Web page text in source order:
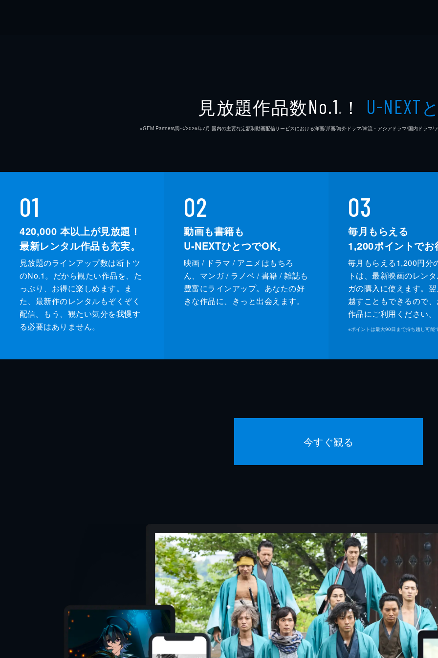
見放題作品数No.1 ※ ！ U-NEXT
※GEM Partners調べ/2026年7⽉ 国内の主要な定額制動画配信サービスにおける洋画/邦画/海外ドラマ/韓流・アジアドラマ/国内ドラマ/
01
420,000 本以上が見放題！
最新レンタル作品も充実。
見放題のラインアップ数は断トツ
のNo.1。だから観たい作品を、た
っぷり、お得に楽しめます。ま
た、最新作のレンタルもぞくぞく
配信。もう、観たい気分を我慢す
る必要はありません。
02
動画も書籍も
U-NEXTひとつでOK。
映画 / ドラマ / アニメはもちろ
ん、マンガ / ラノベ / 書籍 / 雑誌も
豊富にラインアップ。あなたの好
きな作品に、きっと出会えます。
03
毎月もらえる
1,200ポイントでお
毎月もらえる1,200円分
トは、最新映画のレン
ガの購入に使えます。
越すこともできるので
作品にご利用ください。
※ポイントは最大90日まで持ち越し可能
今すぐ観る